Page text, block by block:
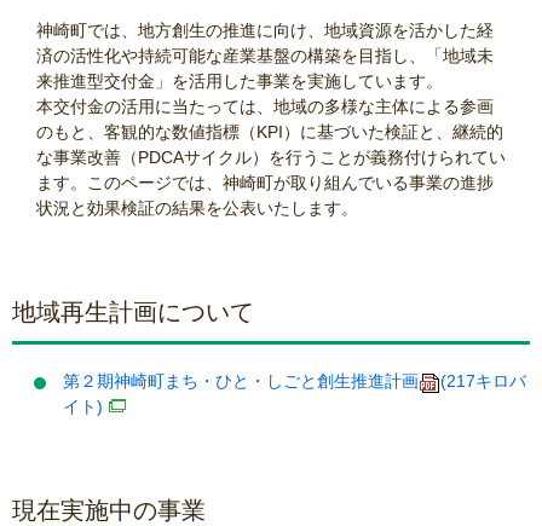
神崎町では、地方創生の推進に向け、地域資源を活かした経
済の活性化や持続可能な産業基盤の構築を目指し、「地域未
来推進型交付金」を活用した事業を実施しています。
本交付金の活用に当たっては、地域の多様な主体による参画
のもと、客観的な数値指標（KPI）に基づいた検証と、継続的
な事業改善（PDCAサイクル）を行うことが義務付けられてい
ます。このページでは、神崎町が取り組んでいる事業の進捗
状況と効果検証の結果を公表いたします。
地域再生計画について
第２期神崎町まち・ひと・しごと創生推進計画
(217キロバ
イト)
現在実施中の事業